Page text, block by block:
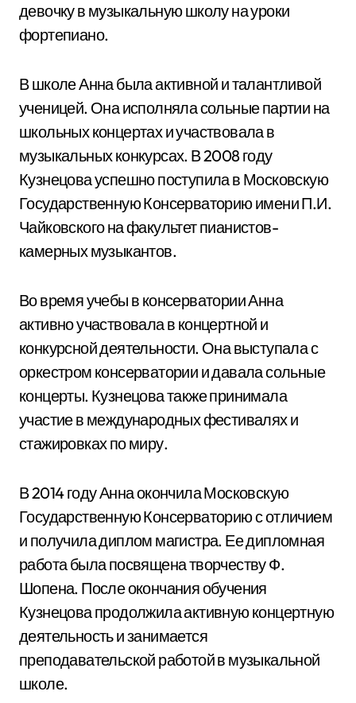
девочку в музыкальную школу на уроки
фортепиано.
В школе Анна была активной и талантливой
ученицей. Она исполняла сольные партии на
школьных концертах и участвовала в
музыкальных конкурсах. В 2008 году
Кузнецова успешно поступила в Московскую
Государственную Консерваторию имени П.И.
Чайковского на факультет пианистов-
камерных музыкантов.
Во время учебы в консерватории Анна
активно участвовала в концертной и
конкурсной деятельности. Она выступала с
оркестром консерватории и давала сольные
концерты. Кузнецова также принимала
участие в международных фестивалях и
стажировках по миру.
В 2014 году Анна окончила Московскую
Государственную Консерваторию с отличием
и получила диплом магистра. Ее дипломная
работа была посвящена творчеству Ф.
Шопена. После окончания обучения
Кузнецова продолжила активную концертную
деятельность и занимается
преподавательской работой в музыкальной
школе.